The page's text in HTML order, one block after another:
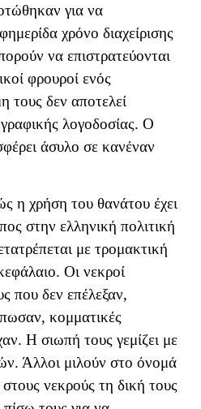
για να
χρόνο διαχείρισης
να επιστρατεύονται
φρουροί ενός
τους δεν αποτελεί
λογοδοσίας. Ο
άσυλο σε κανέναν
η χρήση του θανάτου έχει
στην ελληνική πολιτική
με τρομακτική
Οι νεκροί
που δεν επέλεξαν,
κομματικές
Η σιωπή τους γεμίζει με
Άλλοι μιλούν στο όνομά
νεκρούς τη δική τους